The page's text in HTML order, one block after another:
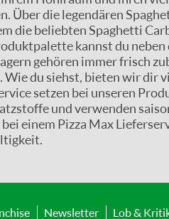
Über die legendären
die beliebten Spaghetti
kannst du
gehören immer frisch
du siehst, bieten wir dir
setzen bei unseren
und verwenden
einem Pizza Max
Newsletter Lob &